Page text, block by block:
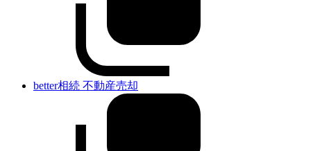
better相続 不動産売却